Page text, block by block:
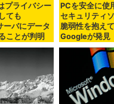
プライバシー
ても
バにデータ
ことが判明
PCを安全に使
セキュリティ
脆弱性を抱え
Googleが発見